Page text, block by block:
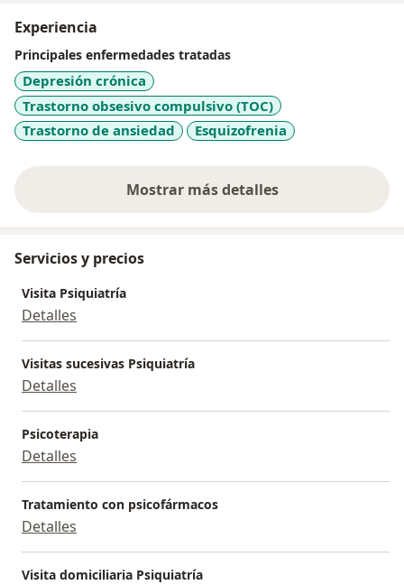
Experiencia
Principales enfermedades tratadas
Depresión crónica
Trastorno obsesivo compulsivo (TOC)
Trastorno de ansiedad
Esquizofrenia
Mostrar más detalles
sobre la experiencia
Servicios y precios
Visita Psiquiatría
Detalles
Visitas sucesivas Psiquiatría
Detalles
Psicoterapia
Detalles
Tratamiento con psicofármacos
Detalles
Visita domiciliaria Psiquiatría